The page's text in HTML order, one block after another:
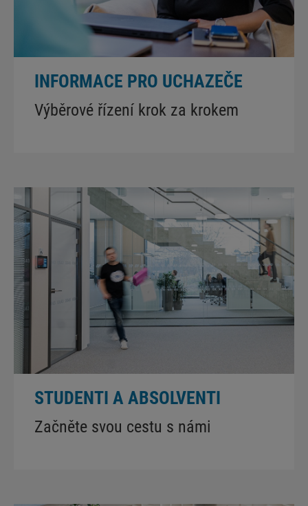
INFORMACE PRO UCHAZEČE
Výběrové řízení krok za krokem
STUDENTI A ABSOLVENTI
Začněte svou cestu s námi